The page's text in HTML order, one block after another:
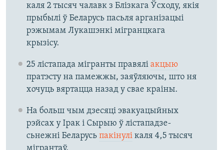
каля 2 тысяч чалавк з Блізкага Ўсходу, якія
прыбылі ў Беларусь пасьля арганізацыі
рэжымам Лукашэнкі мігранцкага
крызісу.
25 лістапада мігранты правялі акцыю
пратэсту на памежжы, заяўляючы, што ня
хочуць вяртацца назад у свае краіны.
На больш чым дзесяці эвакуацыйных
рэйсах у Ірак і Сырыю ў лістападзе-
сьнежні Беларусь пакінулікаля 4,5 тысяч